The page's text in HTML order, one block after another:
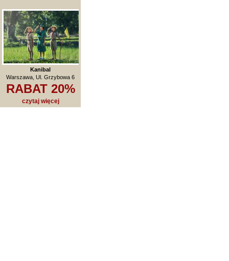
Kanibal
Warszawa, Ul. Grzybowa 6
RABAT 20%
czytaj więcej